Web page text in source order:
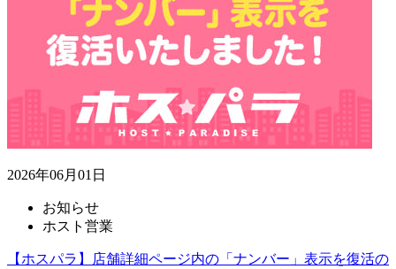
2026年06月01日
お知らせ
ホスト営業
【ホスパラ】店舗詳細ページ内の「ナンバー」表示を復活の